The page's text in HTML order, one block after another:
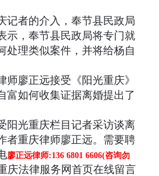
者的介入，奉节县民政局
示，奉节县民政局将专门就
处理类似案件，并将给杨自
廖正远接受《阳光重庆》
富如何收集证据离婚提出了
光重庆栏目记者采访谈离
者重庆律师廖正远。需要聘
廖正远律师:136 6801 6606(咨询勿
庆法律服务网首页在线留言